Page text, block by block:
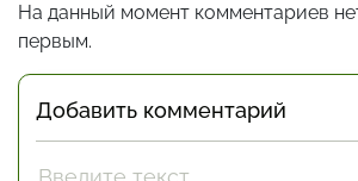
На данный момент комментариев
первым.
Добавить комментарий